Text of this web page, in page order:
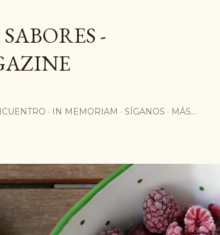
-
IN MEMORIAM SÍGANOS MÁS…